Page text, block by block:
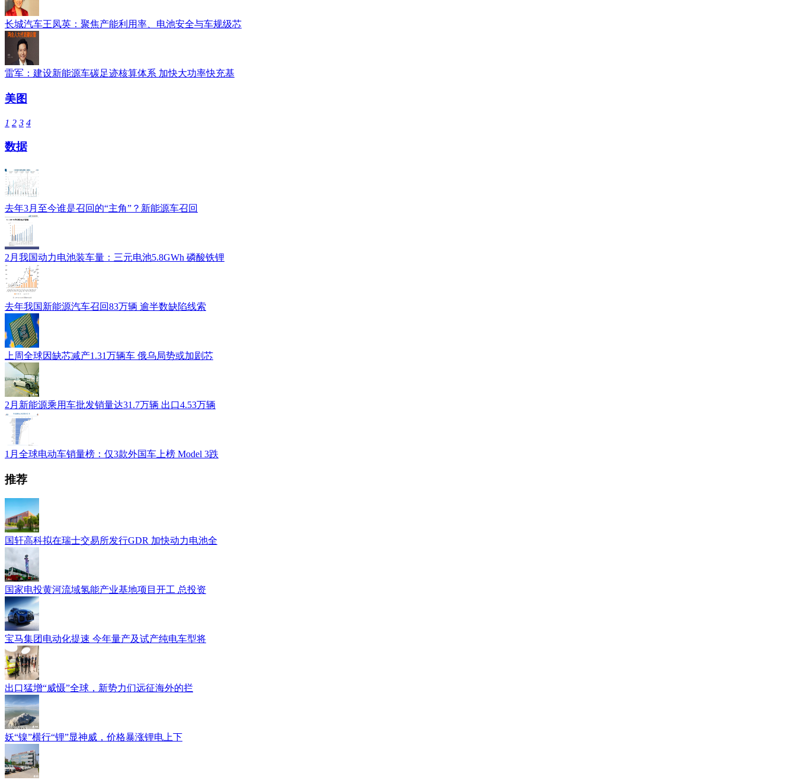
长城汽车王凤英：聚焦产能利用率、电池安全与车规级芯
雷军：建设新能源车碳足迹核算体系 加快大功率快充基
美图
1 2 3 4
数据
去年3月至今谁是召回的“主角”？新能源车召回
2月我国动力电池装车量：三元电池5.8GWh 磷酸铁锂
去年我国新能源汽车召回83万辆 逾半数缺陷线索
上周全球因缺芯减产1.31万辆车 俄乌局势或加剧芯
2月新能源乘用车批发销量达31.7万辆 出口4.53万辆
1月全球电动车销量榜：仅3款外国车上榜 Model 3跌
推荐
国轩高科拟在瑞士交易所发行GDR 加快动力电池全
国家电投黄河流域氢能产业基地项目开工 总投资
宝马集团电动化提速 今年量产及试产纯电车型将
出口猛增“威慑”全球，新势力们远征海外的拦
妖“镍”横行“锂”显神威，价格暴涨锂电上下